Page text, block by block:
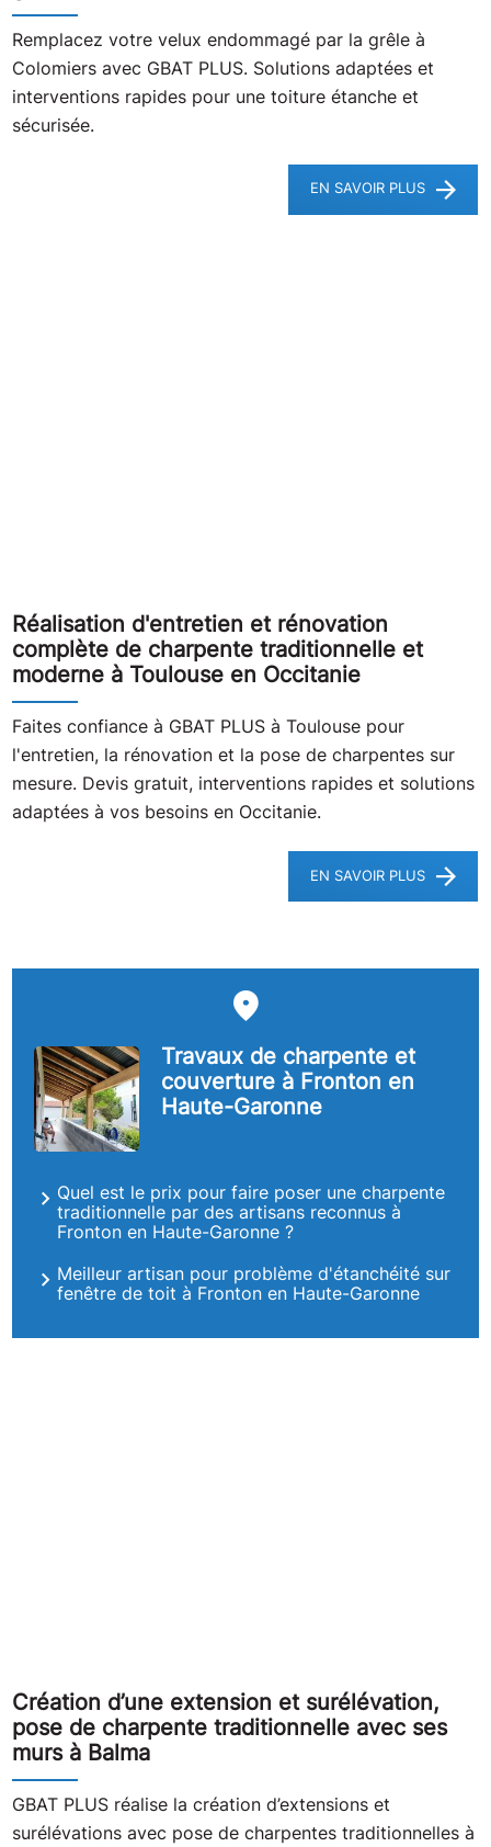
Remplacez votre velux endommagé par la grêle à
Colomiers avec GBAT PLUS. Solutions adaptées et
interventions rapides pour une toiture étanche et
sécurisée.
EN SAVOIR PLUS
Réalisation d'entretien et rénovation
complète de charpente traditionnelle et
moderne à Toulouse en Occitanie
Faites confiance à GBAT PLUS à Toulouse pour
l'entretien, la rénovation et la pose de charpentes sur
mesure. Devis gratuit, interventions rapides et solutions
adaptées à vos besoins en Occitanie.
EN SAVOIR PLUS
Travaux de charpente et
couverture à Fronton en
Haute-Garonne
Quel est le prix pour faire poser une charpente
traditionnelle par des artisans reconnus à
Fronton en Haute-Garonne ?
Meilleur artisan pour problème d'étanchéité sur
fenêtre de toit à Fronton en Haute-Garonne
Création d’une extension et surélévation,
pose de charpente traditionnelle avec ses
murs à Balma
GBAT PLUS réalise la création d’extensions et
surélévations avec pose de charpentes traditionnelles à